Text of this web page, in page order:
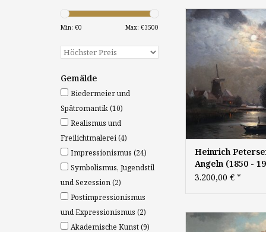
Min: €0 Max: €3500
Gemälde
Biedermeier und
Spätromantik(10)
Realismus und
Freilichtmalerei(4)
Impressionismus (24)
Symbolismus, Jugendstil
und Sezession(2)
Postimpressionismus
und Expressionismus (2)
Akademische Kunst(9)
Heinrich Petersen-
- 1906):
Landschaft bei
um 1890, Öl
Mahagoniholztafel,
signiert
Heinrich
Angeln (1850 -
Gemälde
Düsseldorfer
Malerschule
3.200,00 € *
Friedrich Wilhelm
(1836 - 1922): "Alte